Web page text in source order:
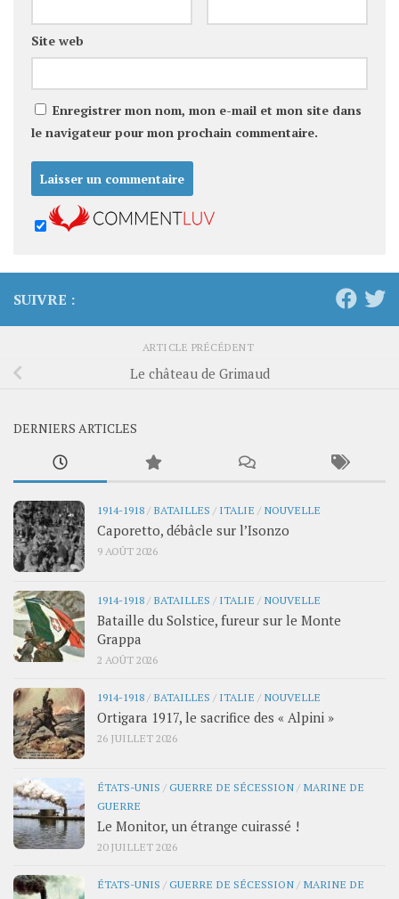
Site web
Enregistrer mon nom, mon e-mail et mon site dans
le navigateur pour mon prochain commentaire.
SUIVRE :
ARTICLE PRÉCÉDENT
Le château de Grimaud
DERNIERS ARTICLES
1914-1918 / BATAILLES / ITALIE / NOUVELLE
Caporetto, débâcle sur l’Isonzo
9 AOÛT 2026
1914-1918 / BATAILLES / ITALIE / NOUVELLE
Bataille du Solstice, fureur sur le Monte
Grappa
2 AOÛT 2026
1914-1918 / BATAILLES / ITALIE / NOUVELLE
Ortigara 1917, le sacrifice des « Alpini »
26 JUILLET 2026
ÉTATS-UNIS /GUERRE DE SÉCESSION / MARINE DE
GUERRE
Le Monitor, un étrange cuirassé !
20 JUILLET 2026
ÉTATS-UNIS /GUERRE DE SÉCESSION / MARINE DE